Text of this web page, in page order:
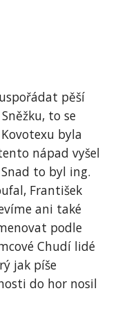
pěší
to se
byla
nápad vyšel
to byl ing.
František
ani také
podle
Chudí lidé
jak píše
do hor nosil